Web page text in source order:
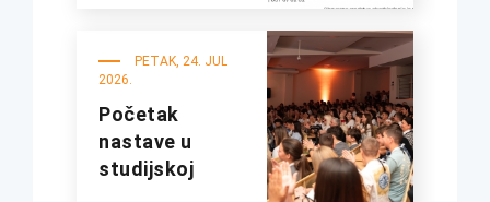
PETAK, 24. JUL
2026.
Početak
nastave u
studijskoj